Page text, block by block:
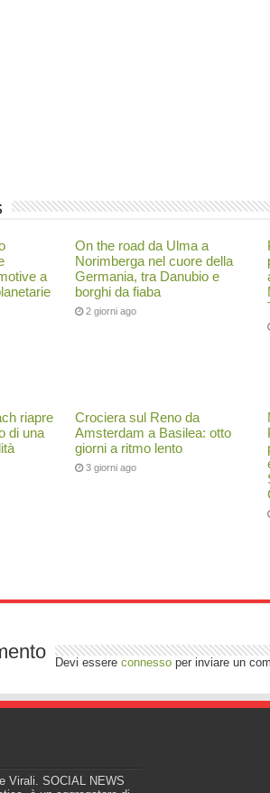
a
On the road da Ulma a
Norimberga nel cuore della
Germania, tra Danubio e
borghi da fiaba
2 giorni ago
riapre
di una
Crociera sul Reno da
Amsterdam a Basilea: otto
giorni a ritmo lento
3 giorni ago
Devi essere connessoper inviare un
Virali. SOCIAL NEWS